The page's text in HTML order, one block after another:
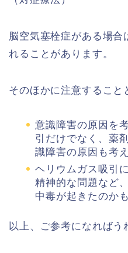
脳空気塞栓症がある場合
れることがあります。
そのほかに注意すること
意識障害の原因を
引だけでなく、薬
識障害の原因も考
ヘリウムガス吸引
精神的な問題など
中毒が起きたのか
以上、ご参考になればう